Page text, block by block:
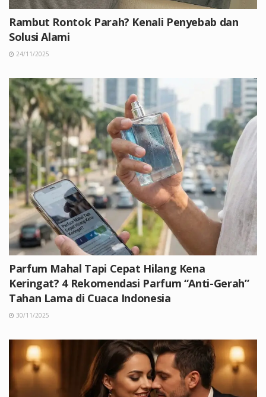
Rambut Rontok Parah? Kenali Penyebab dan
Solusi Alami
24/11/2025
Parfum Mahal Tapi Cepat Hilang Kena
Keringat? 4 Rekomendasi Parfum “Anti-Gerah”
Tahan Lama di Cuaca Indonesia
30/11/2025